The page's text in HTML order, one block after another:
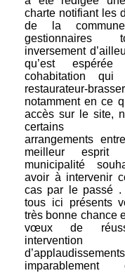
charte notifiant les
de la
gestionnaires
inversement
qu’est
cohabitation
restaurateur-
notamment en ce
accès sur le site,
certains
arrangements
meilleur
municipalité
avoir à intervenir
cas par le passé .
tous ici présents
très bonne chance
vœux de